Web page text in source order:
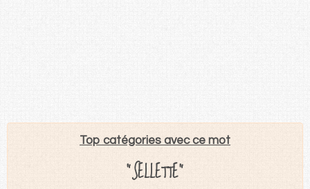
Top catégories avec ce mot
"SELLETTE"